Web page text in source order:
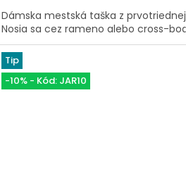
z
5
hviezdičiek.
Dámska mestská taška z prvotriednej
Nosia sa cez rameno alebo cross-
Tip
-10% - Kód: JAR10